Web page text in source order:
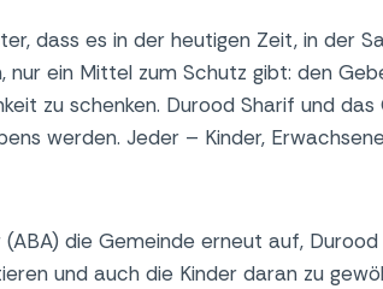
dass es in der heutigen Zeit, in der
nur ein Mittel zum Schutz gibt: den
zu schenken. Durood Sharif und das
werden. Jeder – Kinder,
die Gemeinde erneut auf,
und auch die Kinder daran zu